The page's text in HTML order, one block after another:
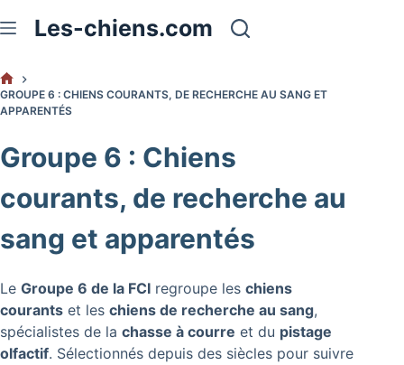
au
Les-chiens.com
ACCUEIL
GROUPE 6 : CHIENS COURANTS, DE RECHERCHE AU SANG ET
APPARENTÉS
Groupe 6 : Chiens
courants, de recherche au
sang et apparentés
Le Groupe 6 de la FCI regroupe les chiens
courants et les chiens de recherche au sang,
spécialistes de la chasse à courre et du pistage
olfactif. Sélectionnés depuis des siècles pour suivre